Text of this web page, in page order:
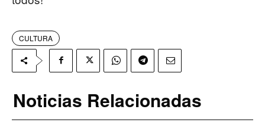
CULTURA
Noticias Relacionadas